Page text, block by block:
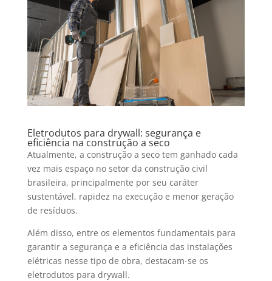
Eletrodutos para drywall: segurança e
eficiência na construção a seco
Atualmente, a construção a seco tem ganhado cada
vez mais espaço no setor da construção civil
brasileira, principalmente por seu caráter
sustentável, rapidez na execução e menor geração
de resíduos.
Além disso, entre os elementos fundamentais para
garantir a segurança e a eficiência das instalações
elétricas nesse tipo de obra, destacam-se os
eletrodutos para drywall.